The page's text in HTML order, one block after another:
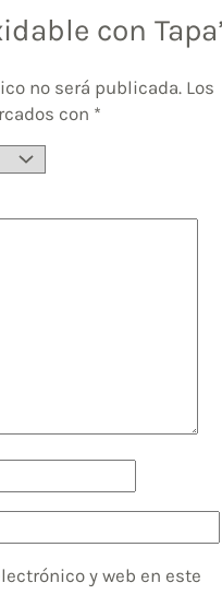
con
no será publicada. Los
con *
y web en este